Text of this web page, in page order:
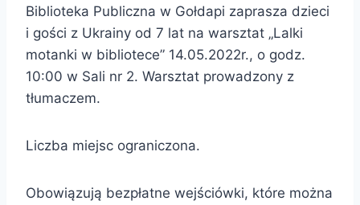
Biblioteka Publiczna w Gołdapi zaprasza dzieci
i gości z Ukrainy od 7 lat na warsztat „Lalki
motanki w bibliotece” 14.05.2022r., o godz.
10:00 w Sali nr 2. Warsztat prowadzony z
tłumaczem.
Liczba miejsc ograniczona.
Obowiązują bezpłatne wejściówki, które można